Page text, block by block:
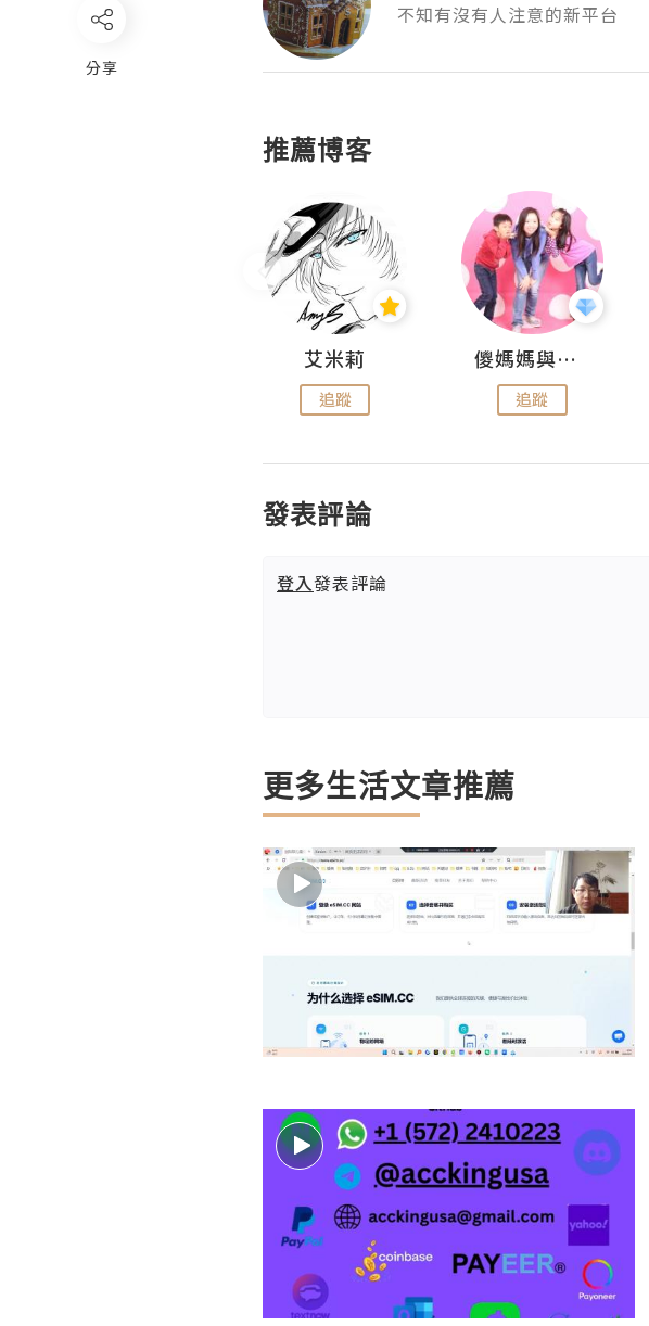
分享
不知有沒有人注意的新平台
推薦博客
艾米莉
追蹤
儍媽媽與兩隻小魔怪之家
追蹤
發表評論
登入發表評論
更多生活文章推薦